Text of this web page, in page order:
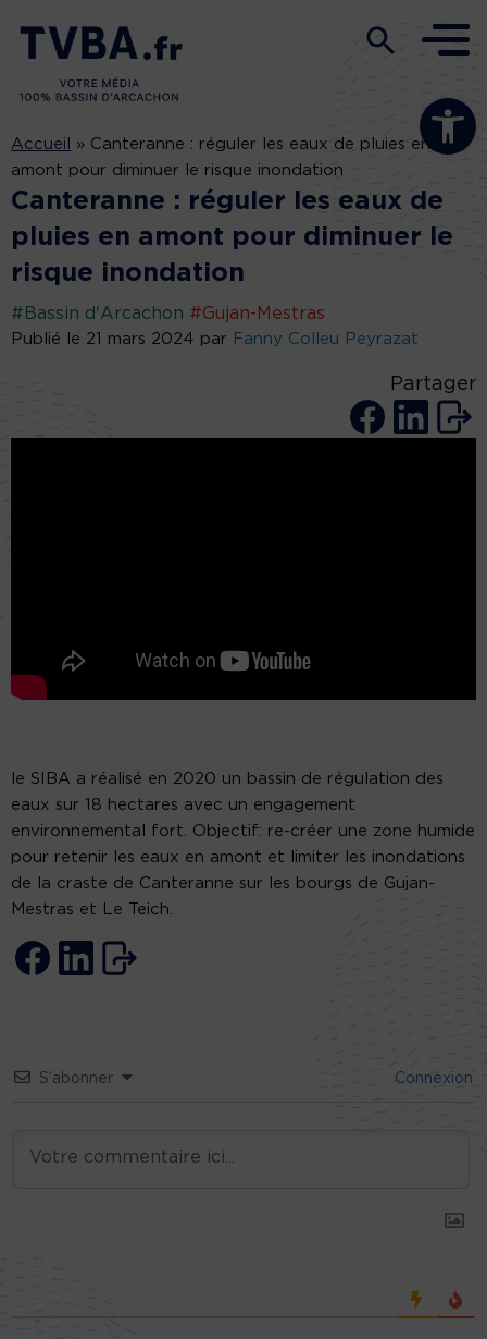
Ouvrir la
Accueil » Canteranne : réguler les eaux de pluies en
amont pour diminuer le risque inondation
Canteranne : réguler les eaux de
pluies en amont pour diminuer le
risque inondation
#Bassin d'Arcachon #Gujan-Mestras
Publié le 21 mars 2024 par Fanny Colleu Peyrazat
Partager
le SIBA a réalisé en 2020 un bassin de régulation des
eaux sur 18 hectares avec un engagement
environnemental fort. Objectif: re-créer une zone humide
pour retenir les eaux en amont et limiter les inondations
de la craste de Canteranne sur les bourgs de Gujan-
Mestras et Le Teich.
S’abonner Connexion